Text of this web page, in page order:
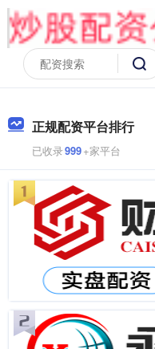
正规配资平台排行
已收录999+家平台